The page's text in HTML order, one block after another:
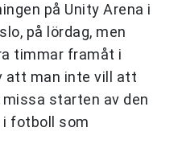
på Unity Arena i
på lördag, men
timmar framåt i
att man inte vill att
starten av den
fotboll som